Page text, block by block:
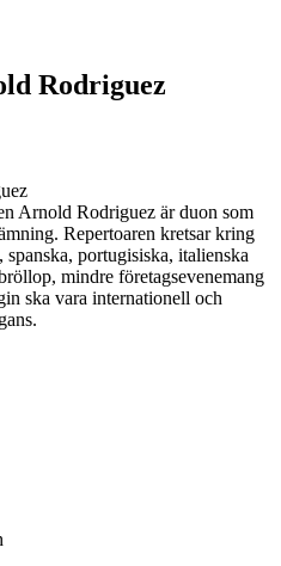
Rodriguez
Arnold Rodriguez är duon som
Repertoaren kretsar kring
portugisiska, italienska
mindre företagsevenemang
ska vara internationell och